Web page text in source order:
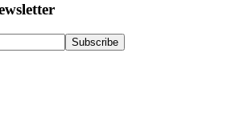
Subscribe